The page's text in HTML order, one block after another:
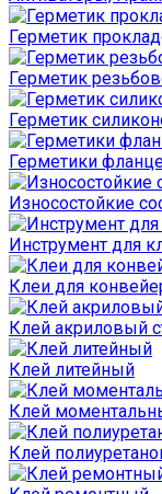
Герметик
Герметик
Герметик
Герметики
Износостойкие
Инструмент для
Клеи для
Клей акриловый
Клей литейный
Клей
Клей